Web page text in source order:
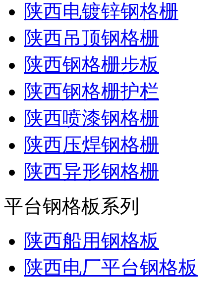
陕西电镀锌钢格栅
陕西吊顶钢格栅
陕西钢格栅步板
陕西钢格栅护栏
陕西喷漆钢格栅
陕西压焊钢格栅
陕西异形钢格栅
平台钢格板系列
陕西船用钢格板
陕西电厂平台钢格板